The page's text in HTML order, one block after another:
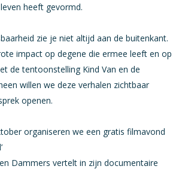
heeft gevormd.
zie je niet altijd aan de buitenkant.
impact op degene die ermee leeft en op
de tentoonstelling Kind Van en de
willen we deze verhalen zichtbaar
openen.
organiseren we een gratis filmavond
Dammers vertelt in zijn documentaire